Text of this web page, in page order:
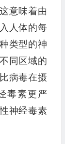
意味着由
人体的每
类型的神
同区域的
病毒在摄
毒素更严
神经毒素